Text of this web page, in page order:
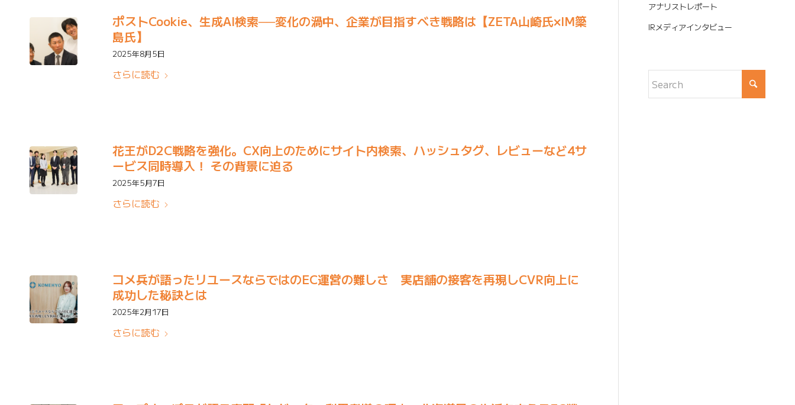
ポストCookie、生成AI検索──変化の渦中、企業が目指すべき戦略は【ZETA山崎氏×IM簗
島氏】
2025年8月5日
さらに読む
花王がD2C戦略を強化。CX向上のためにサイト内検索、ハッシュタグ、レビューなど4サ
ービス同時導入！ その背景に迫る
2025年5月7日
さらに読む
コメ兵が語ったリユースならではのEC運営の難しさ 実店舗の接客を再現しCVR向上に
成功した秘訣とは
2025年2月17日
さらに読む
アナリストレポート
IRメディアインタビュー